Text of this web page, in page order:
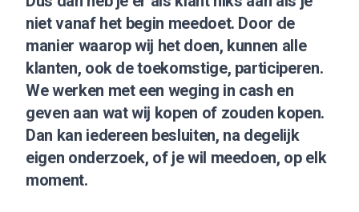
niet vanaf het begin meedoet. Door de
manier waarop wij het doen, kunnen alle
klanten, ook de toekomstige, participeren.
We werken met een weging in cash en
geven aan wat wij kopen of zouden kopen.
Dan kan iedereen besluiten, na degelijk
eigen onderzoek, of je wil meedoen, op elk
moment.